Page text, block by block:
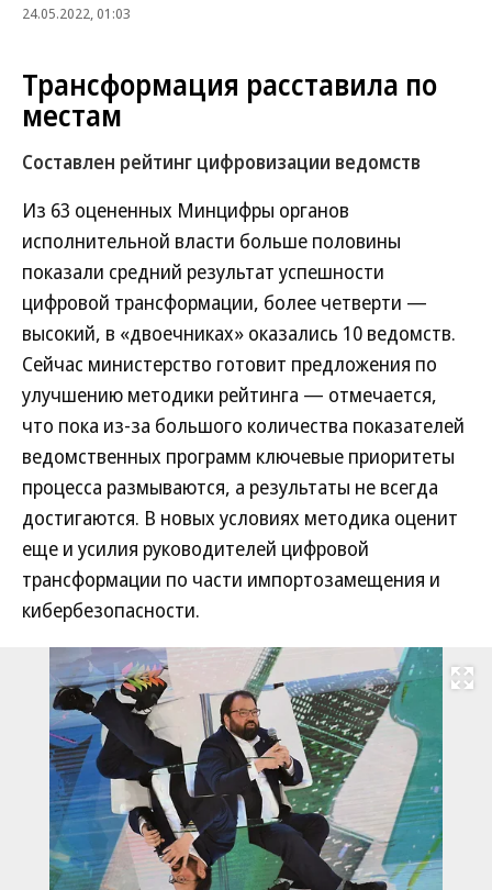
24.05.2022, 01:03
Трансформация расставила по
местам
Составлен рейтинг цифровизации ведомств
Из 63 оцененных Минцифры органов
исполнительной власти больше половины
показали средний результат успешности
цифровой трансформации, более четверти —
высокий, в «двоечниках» оказались 10 ведомств.
Сейчас министерство готовит предложения по
улучшению методики рейтинга — отмечается,
что пока из-за большого количества показателей
ведомственных программ ключевые приоритеты
процесса размываются, а результаты не всегда
достигаются. В новых условиях методика оценит
еще и усилия руководителей цифровой
трансформации по части импортозамещения и
кибербезопасности.
Развернуть